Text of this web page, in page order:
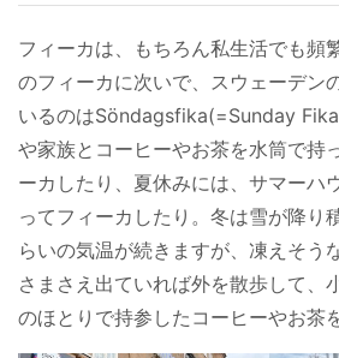
フィーカは、もちろん私生活でも頻
のフィーカに次いで、スウェーデン
いるのはSöndagsfika(=Sunday
や家族とコーヒーやお茶を水筒で持
ーカしたり、夏休みには、サマーハ
ってフィーカしたり。冬は雪が降り
らいの気温が続きますが、凍えそう
さまさえ出ていれば外を散歩して、
のほとりで持参したコーヒーやお茶